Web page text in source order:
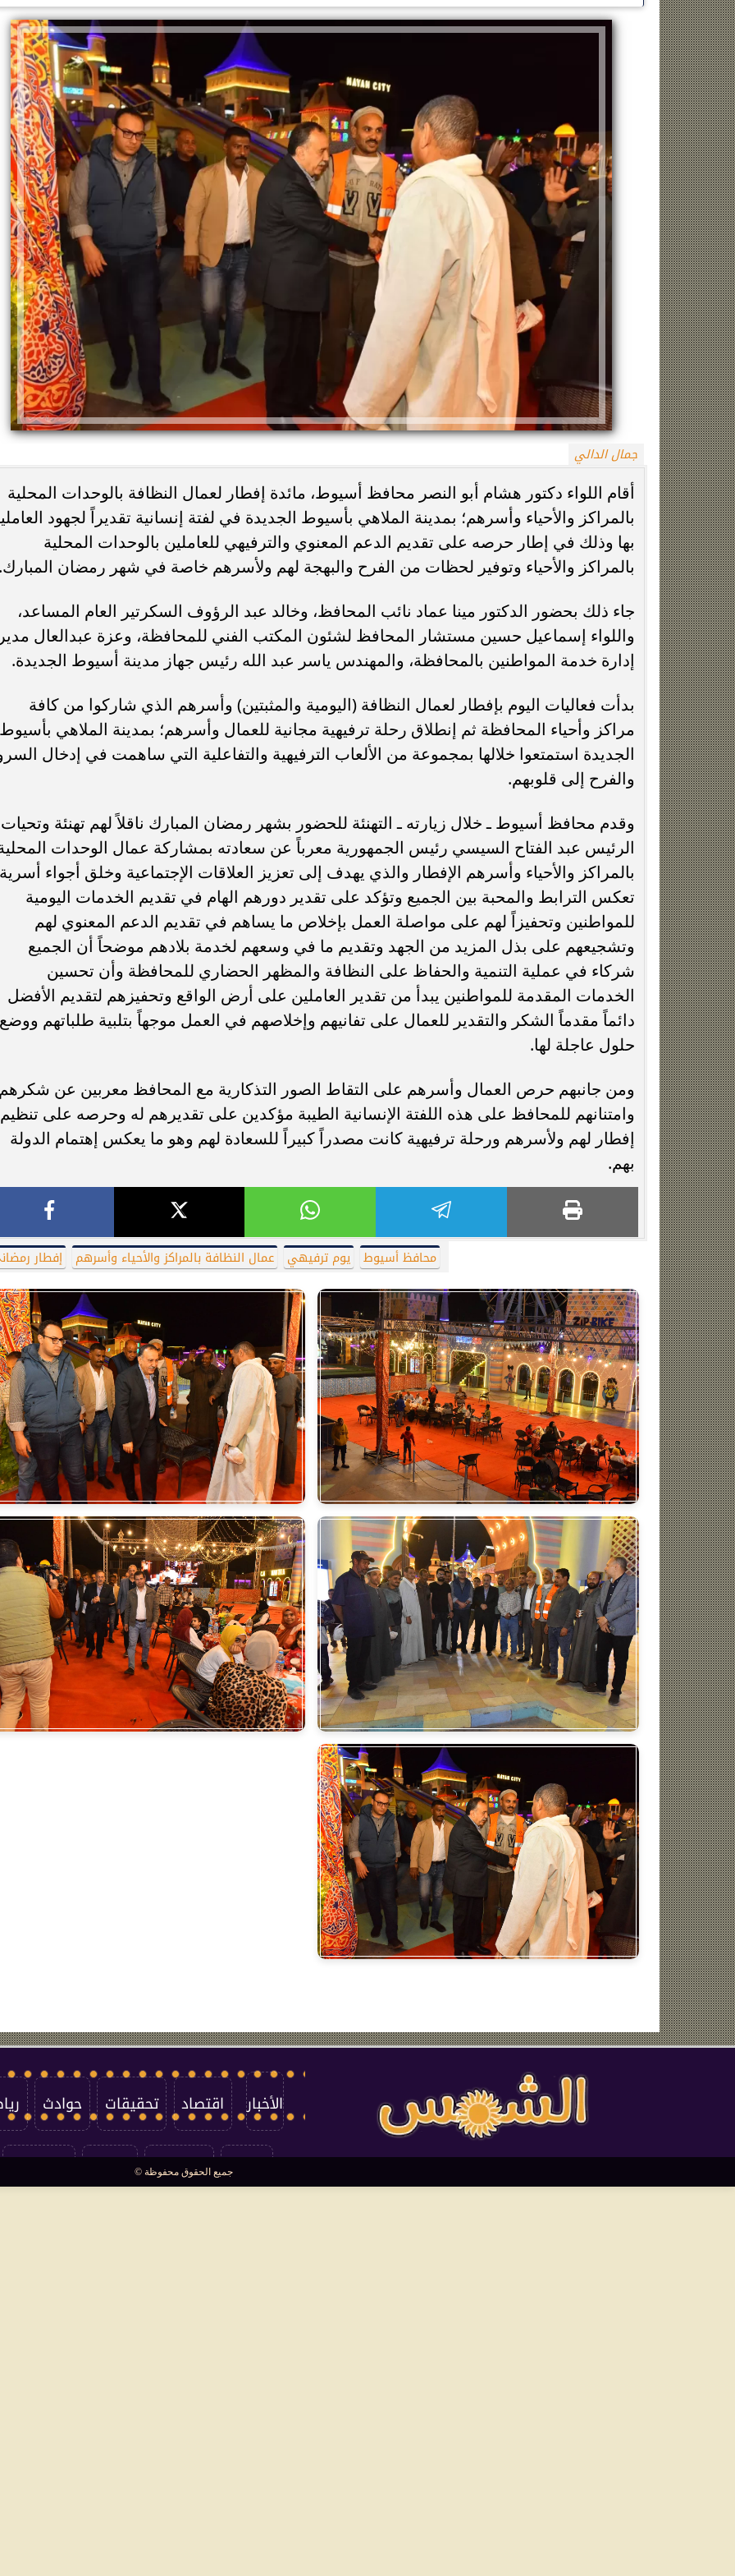
جمال الدالي
أقام اللواء دكتور هشام أبو النصر محافظ أسيوط، مائدة إفطار لعمال النظافة بالوحدات المحلية
بالمراكز والأحياء وأسرهم؛ بمدينة الملاهي بأسيوط الجديدة في لفتة إنسانية تقديراً لجهود
بها وذلك في إطار حرصه على تقديم الدعم المعنوي والترفيهي للعاملين بالوحدات المحلية
بالمراكز والأحياء وتوفير لحظات من الفرح والبهجة لهم ولأسرهم خاصة في شهر رمضان
جاء ذلك بحضور الدكتور مينا عماد نائب المحافظ، وخالد عبد الرؤوف السكرتير العام المساعد،
واللواء إسماعيل حسين مستشار المحافظ لشئون المكتب الفني للمحافظة، وعزة عبدالعال
إدارة خدمة المواطنين بالمحافظة، والمهندس ياسر عبد الله رئيس جهاز مدينة أسيوط الجديدة.
بدأت فعاليات اليوم بإفطار لعمال النظافة (اليومية والمثبتين) وأسرهم الذي شاركوا من كافة
مراكز وأحياء المحافظة ثم إنطلاق رحلة ترفيهية مجانية للعمال وأسرهم؛ بمدينة الملاهي بأسيوط
الجديدة استمتعوا خلالها بمجموعة من الألعاب الترفيهية والتفاعلية التي ساهمت في إدخال
والفرح إلى قلوبهم.
وقدم محافظ أسيوط ـ خلال زيارته ـ التهنئة للحضور بشهر رمضان المبارك ناقلاً لهم تهنئة وتحيات
الرئيس عبد الفتاح السيسي رئيس الجمهورية معرباً عن سعادته بمشاركة عمال الوحدات
بالمراكز والأحياء وأسرهم الإفطار والذي يهدف إلى تعزيز العلاقات الإجتماعية وخلق أجواء أسرية
تعكس الترابط والمحبة بين الجميع وتؤكد على تقدير دورهم الهام في تقديم الخدمات اليومية
للمواطنين وتحفيزاً لهم على مواصلة العمل بإخلاص ما يساهم في تقديم الدعم المعنوي لهم
وتشجيعهم على بذل المزيد من الجهد وتقديم ما في وسعهم لخدمة بلادهم موضحاً أن الجميع
شركاء في عملية التنمية والحفاظ على النظافة والمظهر الحضاري للمحافظة وأن تحسين
الخدمات المقدمة للمواطنين يبدأ من تقدير العاملين على أرض الواقع وتحفيزهم لتقديم الأفضل
دائماً مقدماً الشكر والتقدير للعمال على تفانيهم وإخلاصهم في العمل موجهاً بتلبية طلباتهم ووضع
حلول عاجلة لها.
ومن جانبهم حرص العمال وأسرهم على التقاط الصور التذكارية مع المحافظ معربين عن
وامتنانهم للمحافظ على هذه اللفتة الإنسانية الطيبة مؤكدين على تقديرهم له وحرصه على تنظيم
إفطار لهم ولأسرهم ورحلة ترفيهية كانت مصدراً كبيراً للسعادة لهم وهو ما يعكس إهتمام الدولة
بهم.
محافظ أسيوط يوم ترفيهي عمال النظافة بالمراكز والأحياء وأسرهم إفطار
زينة عمرو تتوج بجائزة الأفضل بعد تأهل مصر
التاريخي لنصف نهائي مونديال...
السيسي يدعم ناشئات مصر لكرة اليد بعد
التأهل التاريخي إلى نصف نهائي...
خطوبة ملك قورة ويوسف عثمان..
عائلي مرتقب في الساحل
الأخبار اقتصاد تحقيقات حوادث
العالم سوشيال
جميع الحقوق محفوظة ©